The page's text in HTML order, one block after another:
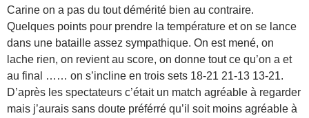
Carine on a pas du tout démérité bien au contraire.
Quelques points pour prendre la température et on se lance
dans une bataille assez sympathique. On est mené, on
lache rien, on revient au score, on donne tout ce qu’on a et
au final …… on s’incline en trois sets 18-21 21-13 13-21.
D’après les spectateurs c’était un match agréable à regarder
mais j’aurais sans doute préférré qu’il soit moins agréable à